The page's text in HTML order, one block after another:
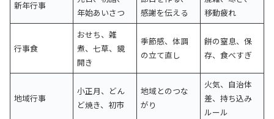
新年行事
年始あいさつ
感謝を伝える
移動疲れ
行事食
おせち、雑
煮、七草、鏡
開き
季節感、体調
の立て直し
餅の窒息、保
存、食べすぎ
地域行事
小正月、どん
ど焼き、初市
地域とのつな
がり
火気、自治体
差、持ち込み
ルール